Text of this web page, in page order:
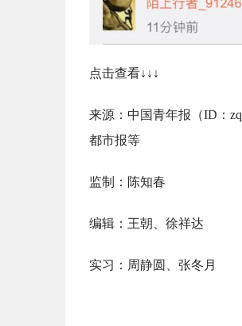
点击查看↓↓↓
来源：中国青年报（ID：
都市报等
监制：陈知春
编辑：王朝、徐祥达
实习：周静圆、张冬月